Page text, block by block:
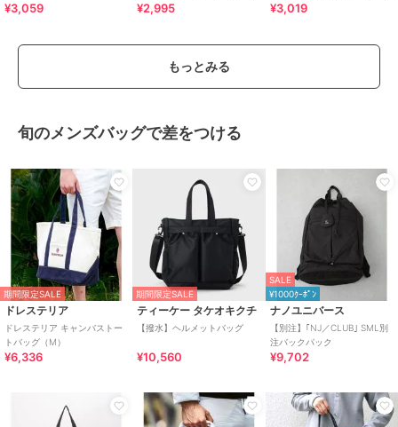
¥3,059
パンツ
¥2,995
ア / 洗濯機で洗える〉
¥3,019
もっとみる
旬のメンズバッグで差をつける
期間限定SALE
ドレステリア
ドレステリア キャンバストー
トバッグ（M）
¥6,336
期間限定SALE
ティーケー タケオキクチ
【撥水】ヘルメットバッグ
¥10,560
SALE
¥1000ｸｰﾎﾟﾝ
ナノユニバース
【別注】｢NJ／CLUB｣ SML別
注バックパック
¥9,702